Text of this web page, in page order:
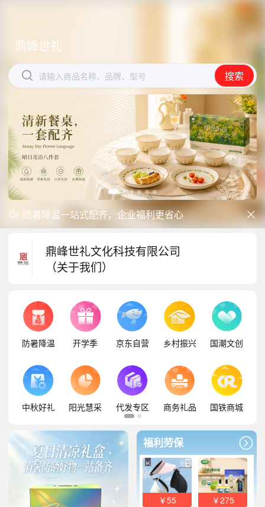
鼎峰世礼
 请输入商品名称、品牌、型号 搜索
鼎峰世礼
 请输入商品名称、品牌、型号 搜索

防暑降温一站式配齐，企业福利更省心
开学季礼品专区现已正式上线！

鼎峰世礼文化科技有限公司
（关于我们）
防暑降温 开学季 京东自营 乡村振兴 国潮文创
中秋好礼 阳光慧采 代发专区 商务礼品 国铁商城
福利劳保
￥55 ￥275